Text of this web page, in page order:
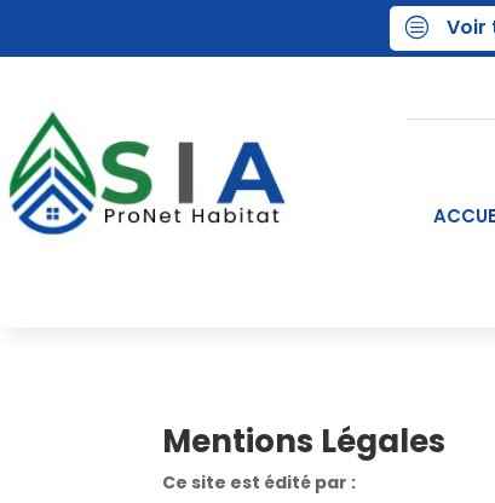
c Voir
Mentions Légales
Ce site est édité par :